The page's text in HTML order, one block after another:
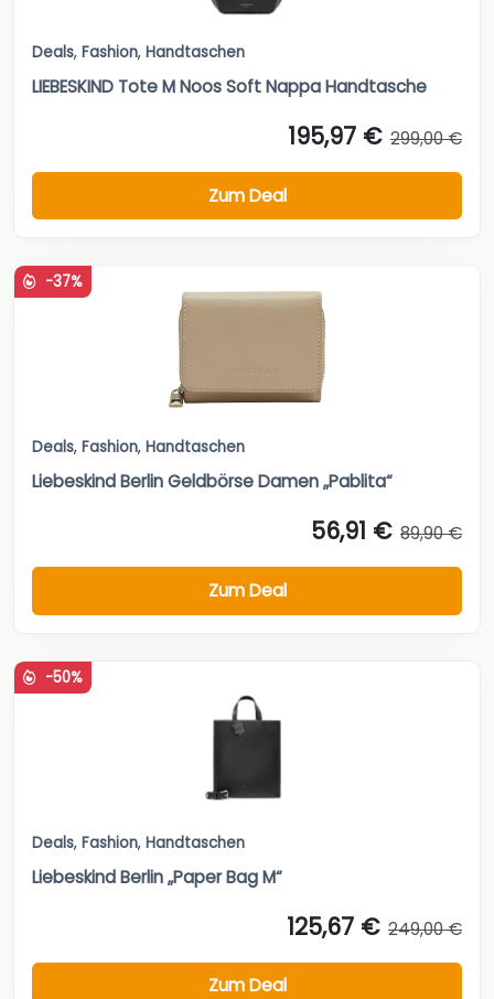
Deals, Fashion, Handtaschen
LIEBESKIND Tote M Noos Soft Nappa Handtasche
195,97 € 299,00 €
Zum Deal
-37%
Deals, Fashion, Handtaschen
Liebeskind Berlin Geldbörse Damen „Pablita“
56,91 € 89,90 €
Zum Deal
-50%
Deals, Fashion, Handtaschen
Liebeskind Berlin „Paper Bag M“
125,67 € 249,00 €
Zum Deal